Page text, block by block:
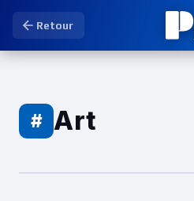
Retour
# Art